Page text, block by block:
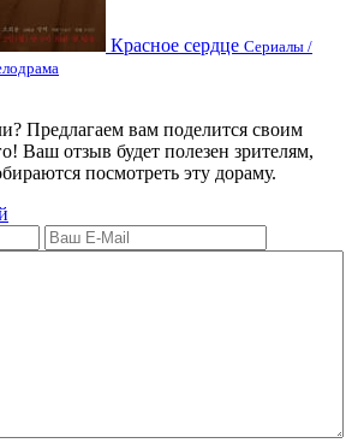
Красное сердце Сериалы /
Предлагаем вам поделится своим
Ваш отзыв будет полезен зрителям,
посмотреть эту дораму.